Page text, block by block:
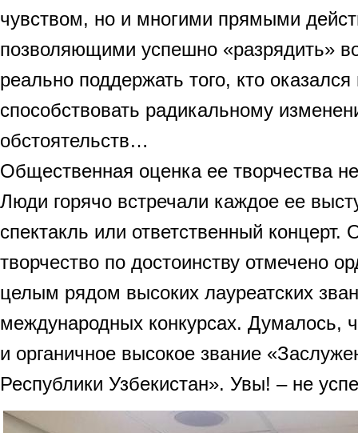
чувством, но и многими прямыми
позволяющими успешно «разрядить»
реально поддержать того, кто
способствовать радикальному
обстоятельств…
Общественная оценка ее творчества
Люди горячо встречали каждое ее
спектакль или ответственный
творчество по достоинству отмечено
целым рядом высоких лауреатских
международных конкурсах. Думалось,
и органичное высокое звание
Республики Узбекистан». Увы! – не